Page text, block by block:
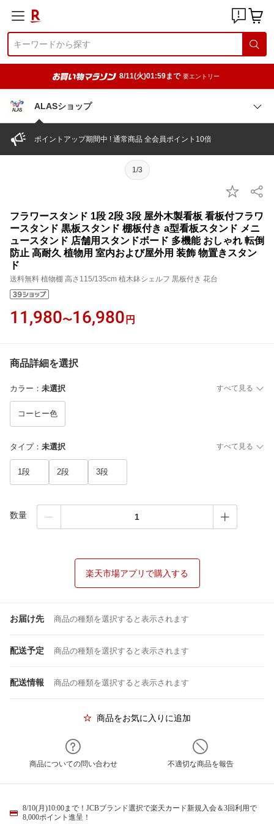
8/11(火)01:59まで 要エントリー
ALASショップ
ポイントアップ期間中 ! 通常商品 全会員ポイント10倍
1/3
フラワースタンド 1段 2段 3段 屋外木製看板 看板付フラワ
ースタンド 黒板スタンド 棚板付き a型看板スタンド メニ
ュースタンド 店舗用スタンドボード 多機能 おしゃれ 転倒
防止 高耐久 植物用 室内および屋外用 装飾 物置きスタン
ド
送料無料 植物棚 高さ115/135cm 植木鉢シェルフ 黒板付き 花台
11,980〜16,980 円
商品詳細を選択
カラー ： 未選択 すべて見る
コーヒー色
タイプ： 未選択 すべて見る
1段 2段 3段
数量
楽天市場アプリで購入する
お届け先 商品の種類を選択すると表示されます
配送予定 商品の種類を選択すると表示されます
配送情報 商品の種類を選択すると表示されます
商品をお気に入りに追加
商品についての問い合わせ 不適切な商品を報告
8/10(月)10:00まで！JCBブランド選択で楽天カード新規入会＆3回利用で
8,000ポイント進呈！